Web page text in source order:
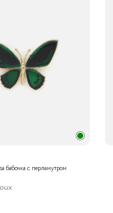
бабочка с перламутром